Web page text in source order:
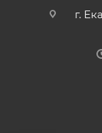
г.